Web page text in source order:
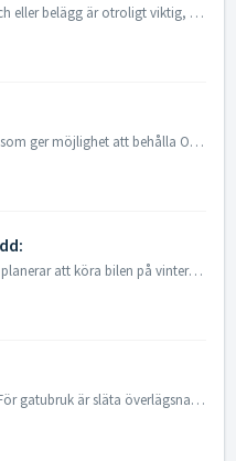
Inbromsning av nya bromsar och eller belägg är otroligt viktig, men också ett område med mycket mytbildning och direkt fel information. Beroende på vilken b...
D2 har ett stort utbud av bakok som ger möjlighet att behålla OE-handbroms, både manuell spak och elektrisk handbroms. Elhandbromsen är en otroligt snygg lö...
Kör man mestadel på gata eller planerar att köra bilen på vintern så bör valet vara med dammskydd, som skyddar kolvarna mot smuts och salt. Detta ger en OE-...
Släta, hålborrade eller slitsade. För gatubruk är släta överlägsna, tysta och vibrationsfria. Även i tuffare track-day eller TA funkar släta skivor bra. ...